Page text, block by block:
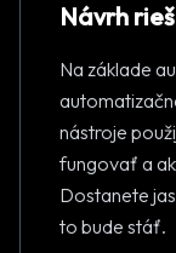
Návrh
Na základe
nástroje
fungovať a
Dostanete
to bude stáť.